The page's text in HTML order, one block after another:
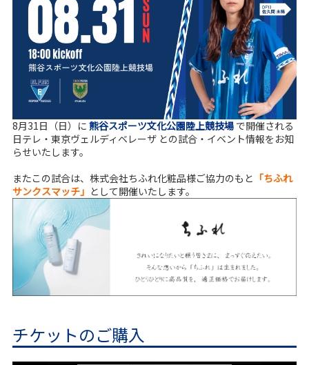
8月31日（日）に 熊谷スポーツ文化公園陸上競技場で開催される
日テレ・東京ヴェルディベレーザ との試合・イベント情報をお知
らせいたします。
またこの試合は、株式会社ちふれ化粧品様ご協力のもと 「ちふれ
サンクスマッチ」 として開催いたします。
チケットのご購入